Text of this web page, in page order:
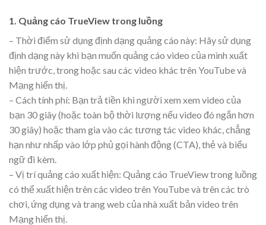
1. Quảng cáo TrueView trong luồng
– Thời điểm sử dụng định dạng quảng cáo này: Hãy sử dụng
định dạng này khi bạn muốn quảng cáo video của mình xuất
hiện trước, trong hoặc sau các video khác trên YouTube và
Mạng hiển thị.
– Cách tính phí: Bạn trả tiền khi người xem xem video của
bạn 30 giây (hoặc toàn bộ thời lượng nếu video đó ngắn hơn
30 giây) hoặc tham gia vào các tương tác video khác, chẳng
hạn như nhấp vào lớp phủ gọi hành động (CTA), thẻ và biểu
ngữ đi kèm.
– Vị trí quảng cáo xuất hiện: Quảng cáo TrueView trong luồng
có thể xuất hiện trên các video trên YouTube và trên các trò
chơi, ứng dụng và trang web của nhà xuất bản video trên
Mạng hiển thị.